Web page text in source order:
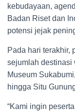
kebudayaan,
Badan Riset dan
potensi jejak
Pada hari terakhir,
sejumlah destinasi
Museum
hingga Situ
“Kami ingin